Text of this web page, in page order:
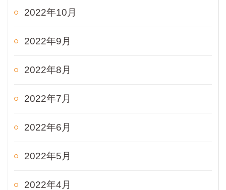
2022年10月
2022年9月
2022年8月
2022年7月
2022年6月
2022年5月
2022年4月